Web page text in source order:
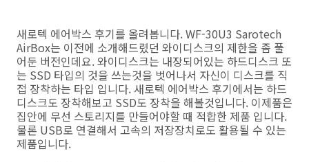
새로텍 에어박스 후기를 올려봅니다. WF-30U3 Sarotech
AirBox는 이전에 소개해드렸던 와이디스크의 제한을 좀 풀
어둔 버전인데요. 와이디스크는 내장되어있는 하드디스크 또
는 SSD 타입의 것을 쓰는것을 벗어나서 자신이 디스크를 직
접 장착하는 타입 입니다. 새로텍 에어박스 후기에서는 하드
디스크도 장착해보고 SSD도 장착을 해볼것입니다. 이제품은
집안에 무선 스토리지를 만들어야할 때 적합한 제품 입니다.
물론 USB로 연결해서 고속의 저장장치로도 활용될 수 있는
제품입니다.